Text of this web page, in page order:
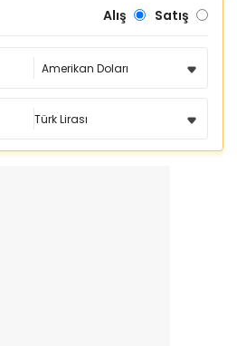
Alış Satış